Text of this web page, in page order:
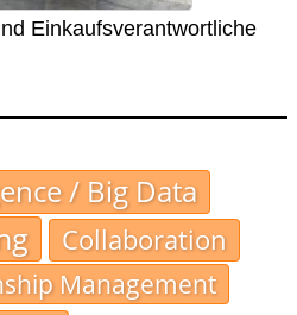
Einkaufsverantwortliche
/ Big Data
Collaboration
Management